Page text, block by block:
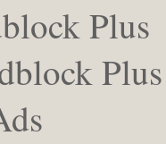
Plus
Plus